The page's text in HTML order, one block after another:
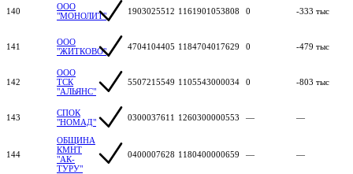
140
ООО
"МОНОЛИТ"
1903025512 1161901053808 0 -333 тыс
141
ООО
"ЖИТКОВО"
4704104405 1184704017629 0 -479 тыс
142
ООО
ТСК
"АЛЬЯНС"
5507215549 1105543000034 0 -803 тыс
143
СПОК
"НОМАД"
0300037611 1260300000553 — —
144
ОБЩИНА
КМНТ
"АК-
ТУРУ"
0400007628 1180400000659 — —